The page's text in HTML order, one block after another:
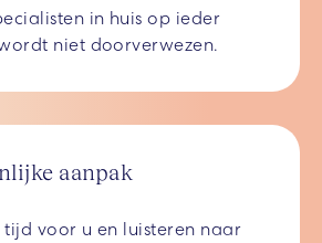
in huis op ieder
niet doorverwezen.
aanpak
voor u en luisteren naar